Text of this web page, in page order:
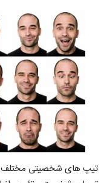
تیپ های شخصیتی مختلف